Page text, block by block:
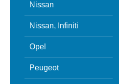
Nissan
Nissan, Infiniti
Opel
Peugeot